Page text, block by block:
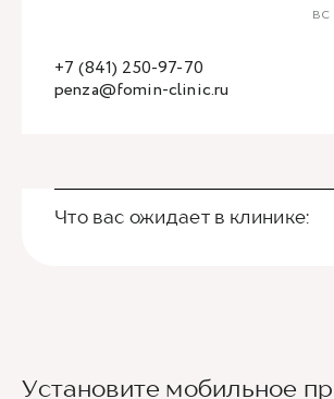
penza@fomin-clinic.ru
+7 (841) 250-97-70
вс
Что вас ожидает в клинике:
Установите мобильное